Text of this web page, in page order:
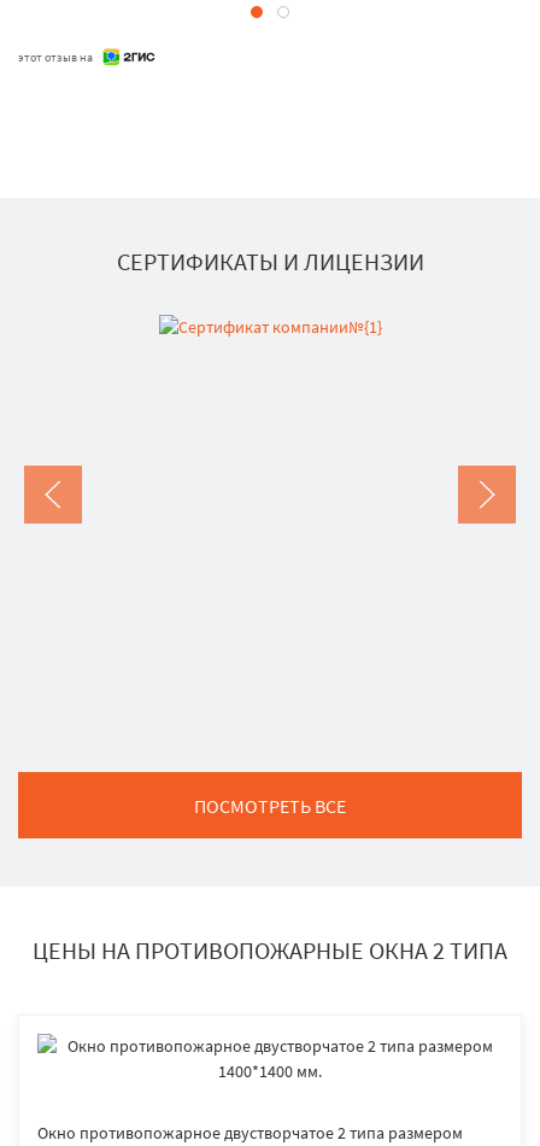
этот отзыв на
СЕРТИФИКАТЫ И ЛИЦЕНЗИИ
ПОСМОТРЕТЬ ВСЕ
ЦЕНЫ НА ПРОТИВОПОЖАРНЫЕ ОКНА 2 ТИПА
Окно противопожарное двустворчатое 2 типа размером